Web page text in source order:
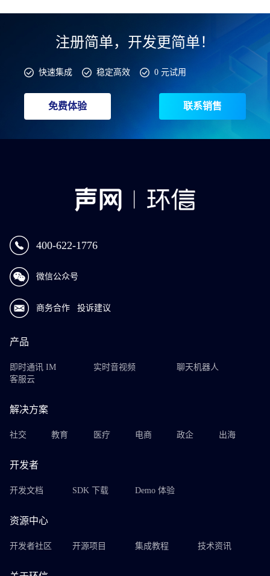
注册简单，开发更简单！
快速集成 稳定高效 0 元试用
免费体验 联系销售
400-622-1776
微信公众号
商务合作 投诉建议
产品
即时通讯 IM 实时音视频
聊天机器人
客服云
解决方案
社交 教育 医疗 电商 政企 出海
开发者
开发文档 SDK 下载 Demo 体验
资源中心
开发者社区 开源项目 集成教程 技术资讯